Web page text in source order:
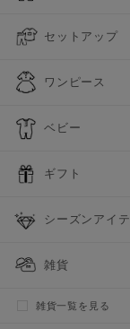
セットアップ
ワンピース
ベビー
ギフト
シーズンアイ
雑貨
雑貨一覧を見る